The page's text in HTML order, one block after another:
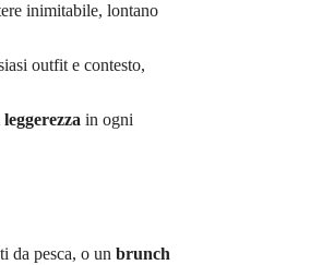
inimitabile, lontano
outfit e contesto,
leggerezza in ogni
da pesca, o un brunch